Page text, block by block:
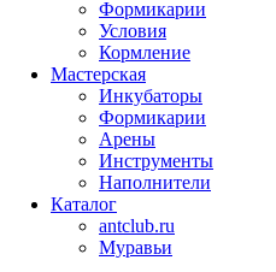
Формикарии
Условия
Кормление
Мастерская
Инкубаторы
Формикарии
Арены
Инструменты
Наполнители
Каталог
antclub.ru
Муравьи